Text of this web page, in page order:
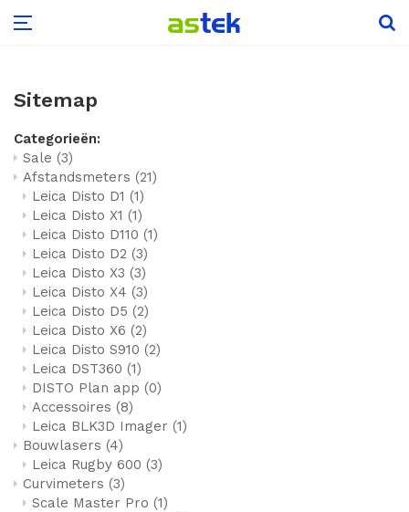
Leica Disto X1
Leica Disto D110
Leica Disto D2
Leica Disto X3
Leica Disto X4
Leica Disto D5
Leica Disto X6
Leica Disto S910
Leica DST360
Scale Master Pro XE
Draaiveldmeters
Installatietesters
Isolatieweerstandsmeters
Multimeters
Power Loggers & Analyzers
Stroomtangen
Low-E detector
Hardglas detector
Glasanalyse sets
Kruislijnlasers
Voordeelsets
Accessoires
Voor beton, steen etc.
Voor boot, camper of caravan
Voor hooi en stro
Voor hop
Voor papier
Voor riet
Voor aarde en grond
Monitoring
Hygrometers
Flir C-serie
Flir E-serie
IR-thermometer met warmtebeeld
Vochtmeter met warmtebeeld
Tips voor aanschaf camera
Sitemap
Categorieën:
Sale (3)
Afstandsmeters (21)
Leica Disto D1 (1)
Leica Disto X1 (1)
Leica Disto D110 (1)
Leica Disto D2 (3)
Leica Disto X3 (3)
Leica Disto X4 (3)
Leica Disto D5 (2)
Leica Disto X6 (2)
Leica Disto S910 (2)
Leica DST360 (1)
DISTO Plan app (0)
Accessoires (8)
Leica BLK3D Imager (1)
Bouwlasers (4)
Leica Rugby 600 (3)
Curvimeters (3)
Scale Master Pro (1)